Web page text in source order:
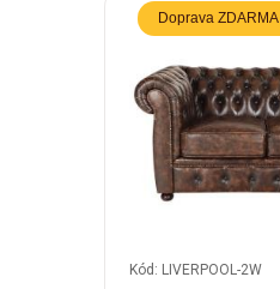
Doprava ZDARMA
Kód: LIVERPOOL-2W